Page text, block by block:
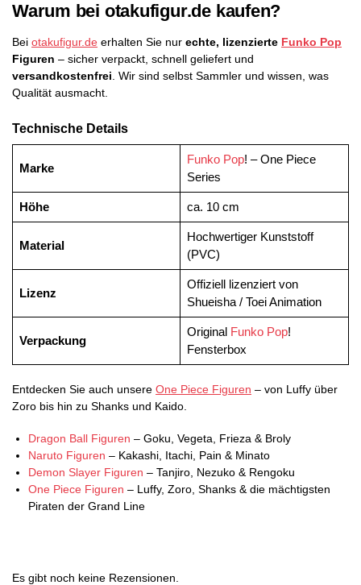
Warum bei otakufigur.de kaufen?
Bei otakufigur.de erhalten Sie nur echte, lizenzierte Funko Pop
Figuren – sicher verpackt, schnell geliefert und
versandkostenfrei . Wir sind selbst Sammler und wissen, was
Qualität ausmacht.
Technische Details
Marke
Funko Pop! – One Piece
Series
Höhe ca. 10 cm
Material
Hochwertiger Kunststoff
(PVC)
Lizenz
Offiziell lizenziert von
Shueisha / Toei Animation
Verpackung
Original Funko Pop!
Fensterbox
Entdecken Sie auch unsere One Piece Figuren – von Luffy über
Zoro bis hin zu Shanks und Kaido.
Dragon Ball Figuren – Goku, Vegeta, Frieza & Broly
Naruto Figuren – Kakashi, Itachi, Pain & Minato
Demon Slayer Figuren – Tanjiro, Nezuko & Rengoku
One Piece Figuren – Luffy, Zoro, Shanks & die mächtigsten
Piraten der Grand Line
Es gibt noch keine Rezensionen.